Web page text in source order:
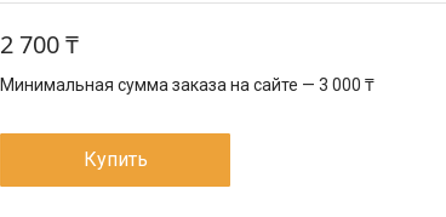
2 700 ₸
Минимальная сумма заказа на сайте — 3 000 ₸
Купить